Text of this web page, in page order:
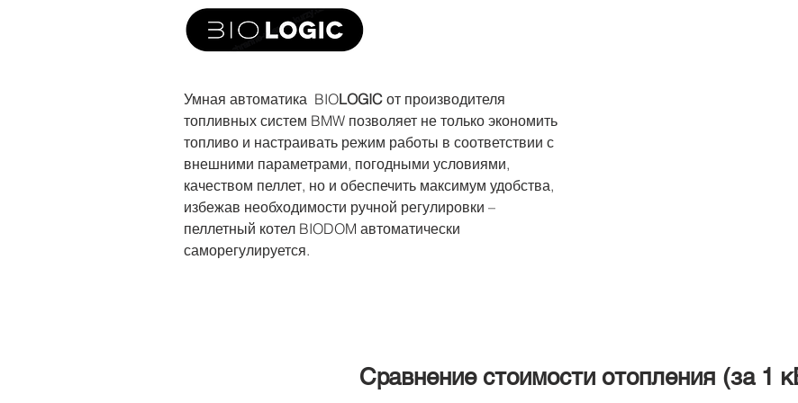
Умная автоматика BIOLOGIC от производителя
топливных систем BMW позволяет не только экономить
топливо и настраивать режим работы в соответствии с
внешними параметрами, погодными условиями,
качеством пеллет, но и обеспечить максимум удобства,
избежав необходимости ручной регулировки –
пеллетный котел BIODOM автоматически
саморегулируется.
Сравнение стоимости отопления (за 1